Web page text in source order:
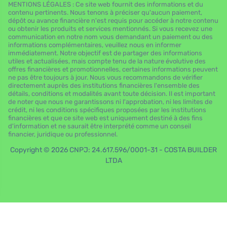
MENTIONS LÉGALES : Ce site web fournit des informations et du
contenu pertinents. Nous tenons à préciser qu'aucun paiement,
dépôt ou avance financière n'est requis pour accéder à notre contenu
ou obtenir les produits et services mentionnés. Si vous recevez une
communication en notre nom vous demandant un paiement ou des
informations complémentaires, veuillez nous en informer
immédiatement. Notre objectif est de partager des informations
utiles et actualisées, mais compte tenu de la nature évolutive des
offres financières et promotionnelles, certaines informations peuvent
ne pas être toujours à jour. Nous vous recommandons de vérifier
directement auprès des institutions financières l'ensemble des
détails, conditions et modalités avant toute décision. Il est important
de noter que nous ne garantissons ni l'approbation, ni les limites de
crédit, ni les conditions spécifiques proposées par les institutions
financières et que ce site web est uniquement destiné à des fins
d'information et ne saurait être interprété comme un conseil
financier, juridique ou professionnel.
Copyright © 2026 CNPJ: 24.617.596/0001-31 - COSTA BUILDER
LTDA